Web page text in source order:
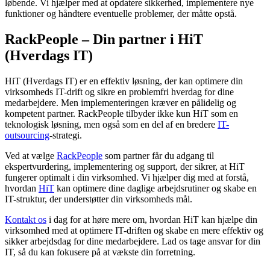
løbende. Vi hjælper med at opdatere sikkerhed, implementere nye
funktioner og håndtere eventuelle problemer, der måtte opstå.
RackPeople – Din partner i HiT
(Hverdags IT)
HiT (Hverdags IT) er en effektiv løsning, der kan optimere din
virksomheds IT-drift og sikre en problemfri hverdag for dine
medarbejdere. Men implementeringen kræver en pålidelig og
kompetent partner. RackPeople tilbyder ikke kun HiT som en
teknologisk løsning, men også som en del af en bredere IT-
outsourcing-strategi.
Ved at vælge RackPeople som partner får du adgang til
ekspertvurdering, implementering og support, der sikrer, at HiT
fungerer optimalt i din virksomhed. Vi hjælper dig med at forstå,
hvordan HiT kan optimere dine daglige arbejdsrutiner og skabe en
IT-struktur, der understøtter din virksomheds mål.
Kontakt os i dag for at høre mere om, hvordan HiT kan hjælpe din
virksomhed med at optimere IT-driften og skabe en mere effektiv og
sikker arbejdsdag for dine medarbejdere. Lad os tage ansvar for din
IT, så du kan fokusere på at vækste din forretning.